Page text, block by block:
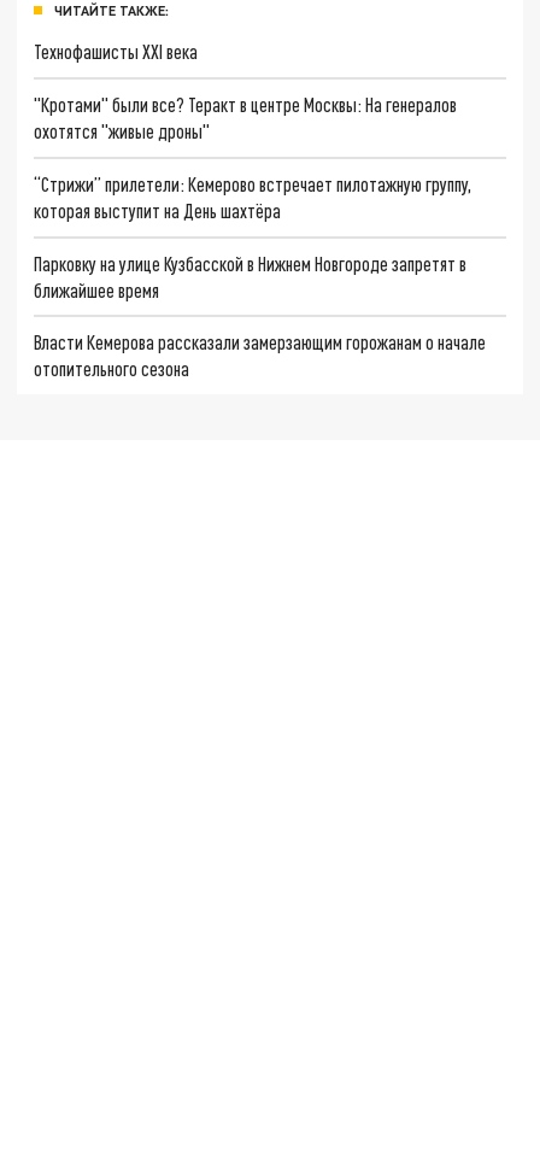
ЧИТАЙТЕ ТАКЖЕ:
Технофашисты XXI века
"Кротами" были все? Теракт в центре Москвы: На генералов
охотятся "живые дроны"
“Стрижи” прилетели: Кемерово встречает пилотажную группу,
которая выступит на День шахтёра
Парковку на улице Кузбасской в Нижнем Новгороде запретят в
ближайшее время
Власти Кемерова рассказали замерзающим горожанам о начале
отопительного сезона